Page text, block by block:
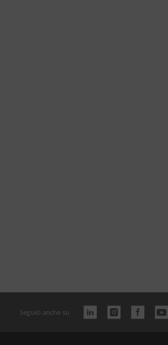
Seguici anche su